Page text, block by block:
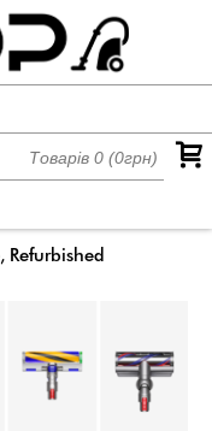
Товарів 0 (0грн)
Refurbished